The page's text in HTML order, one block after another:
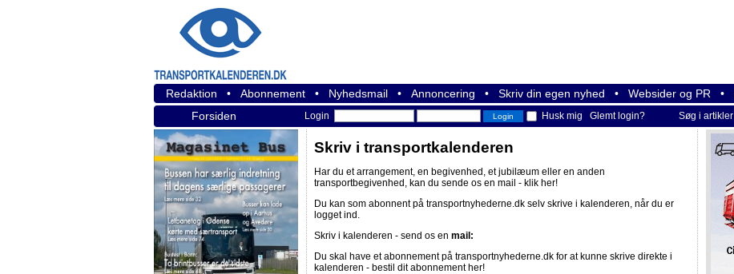
Redaktion • Abonnement • Nyhedsmail • Annoncering • Skriv din egen nyhed • Websider og PR •
Forsiden
Login Husk mig Glemt login? Søg i artikler
Skriv i transportkalenderen
Har du et arrangement, en begivenhed, et jubilæum eller en anden
transportbegivenhed, kan du sende os en mail - klik her!
Du kan som abonnent på transportnyhederne.dk selv skrive i kalenderen, når du er
logget ind.
Skriv i kalenderen - send os en mail:
Du skal have et abonnement på transportnyhederne.dk for at kunne skrive direkte i
kalenderen - bestil dit abonnement her!